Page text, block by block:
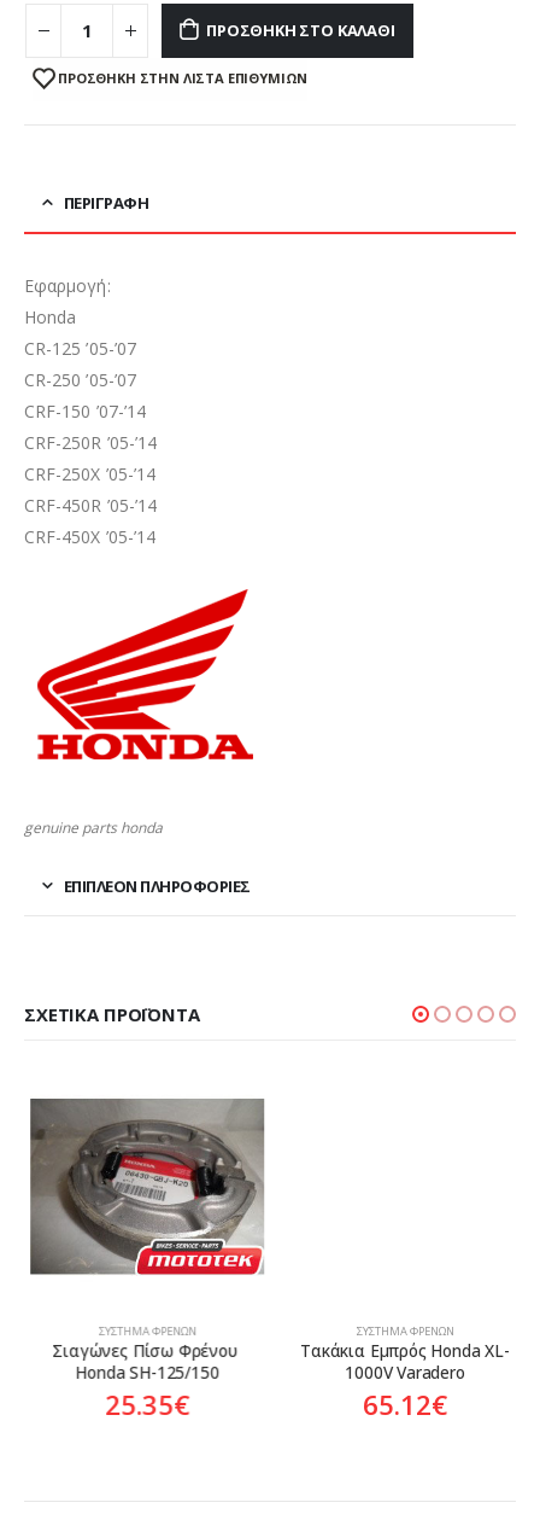
ΠΡΟΣΘΉΚΗ ΣΤΟ ΚΑΛΆΘΙ
ΠΡΌΣΘΉΚΗ ΣΤΗΝ ΛΊΣΤΑ ΕΠΙΘΥΜΙΏΝ
ΠΕΡΙΓΡΑΦΉ
Εφαρμογή:
Honda
CR-125 ’05-’07
CR-250 ’05-’07
CRF-150 ’07-’14
CRF-250R ’05-’14
CRF-250X ’05-’14
CRF-450R ’05-’14
CRF-450X ’05-’14
genuine parts honda
ΕΠΙΠΛΈΟΝ ΠΛΗΡΟΦΟΡΊΕΣ
ΣΧΕΤΙΚΆ ΠΡΟΪΌΝΤΑ
ΣΎΣΤΗΜΑ ΦΡΈΝΩΝ
Σιαγώνες Πίσω Φρένου
Honda SH-125/150
25.35€
ΣΎΣΤΗΜΑ ΦΡΈΝΩΝ
Τακάκια Εμπρός Honda XL-
1000V Varadero
65.12€